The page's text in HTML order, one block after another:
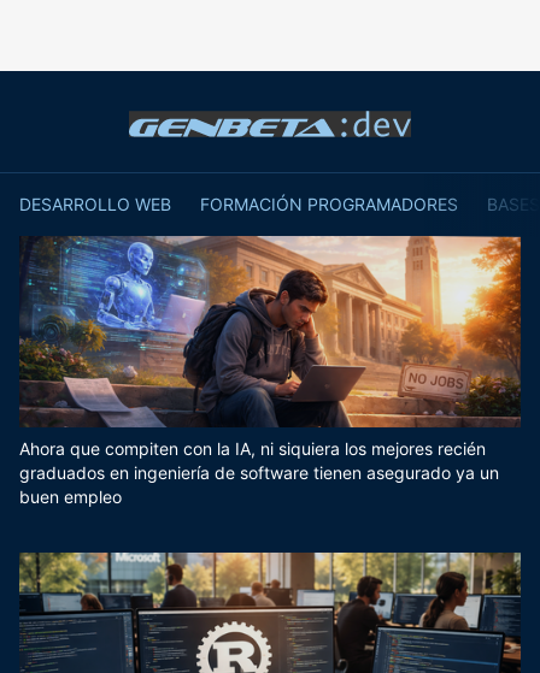
DESARROLLO WEB FORMACIÓN PROGRAMADORES
Ahora que compiten con la IA, ni siquiera los mejores recién
graduados en ingeniería de software tienen asegurado ya un
buen empleo